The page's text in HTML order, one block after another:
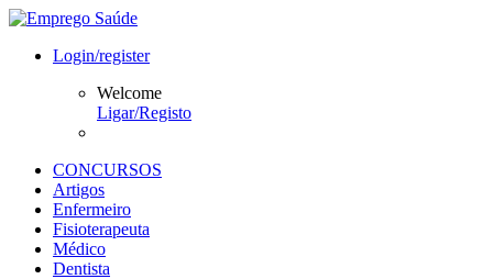
Login/register
Welcome
Ligar/Registo
CONCURSOS
Artigos
Enfermeiro
Fisioterapeuta
Médico
Dentista